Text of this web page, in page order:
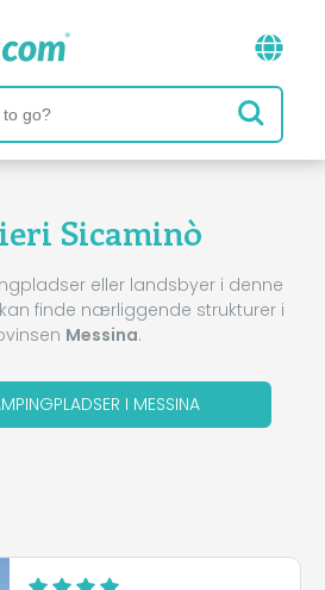
Sicaminò
eller landsbyer i denne
finde nærliggende strukturer i
Messina.
I MESSINA